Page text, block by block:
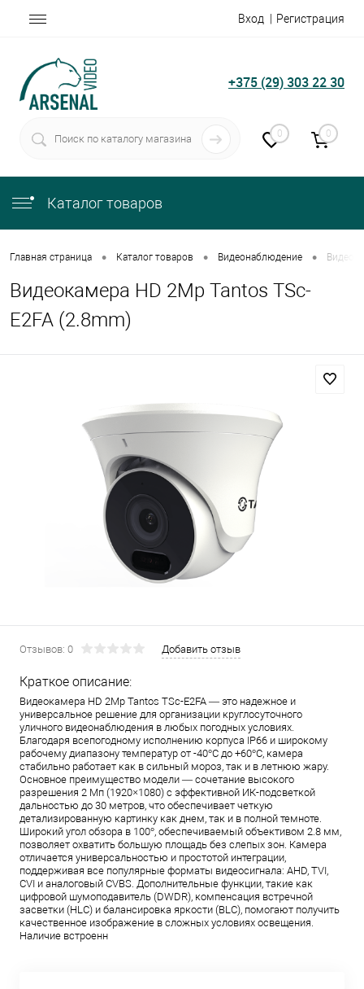
Вход Регистрация
+375 (29) 303 22 30
0 0
Каталог товаров
Главная страница • Каталог товаров • Видеонаблюдение •
Видеокамера HD 2Mp Tantos TSc-
E2FA (2.8mm)
Отзывов: 0 Добавить отзыв
Краткое описание:
Видеокамера HD 2Mp Tantos TSc-E2FA — это надежное и
универсальное решение для организации круглосуточного
уличного видеонаблюдения в любых погодных условиях.
Благодаря всепогодному исполнению корпуса IP66 и широкому
рабочему диапазону температур от -40°C до +60°C, камера
стабильно работает как в сильный мороз, так и в летнюю жару.
Основное преимущество модели — сочетание высокого
разрешения 2 Мп (1920×1080) с эффективной ИК-подсветкой
дальностью до 30 метров, что обеспечивает четкую
детализированную картинку как днем, так и в полной темноте.
Широкий угол обзора в 100°, обеспечиваемый объективом 2.8 мм,
позволяет охватить большую площадь без слепых зон. Камера
отличается универсальностью и простотой интеграции,
поддерживая все популярные форматы видеосигнала: AHD, TVI,
CVI и аналоговый CVBS. Дополнительные функции, такие как
цифровой шумоподавитель (DWDR), компенсация встречной
засветки (HLC) и балансировка яркости (BLC), помогают получить
качественное изображение в сложных условиях освещения.
Наличие встроенн